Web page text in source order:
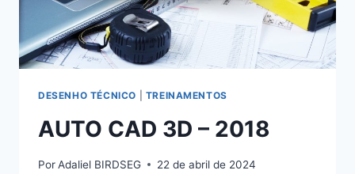
DESENHO TÉCNICO TREINAMENTOS
AUTO CAD 3D – 2018
PorAdaliel BIRDSEG 22 de abril de 2024